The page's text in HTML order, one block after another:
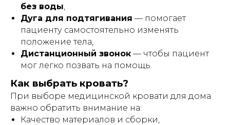
без воды,
Дуга для подтягивания — помогает
пациенту самостоятельно изменять
положение тела,
Дистанционный звонок — чтобы пациент
мог легко позвать на помощь.
Как выбрать кровать?
При выборе медицинской кровати для дома
важно обратить внимание на:
Качество материалов и сборки,